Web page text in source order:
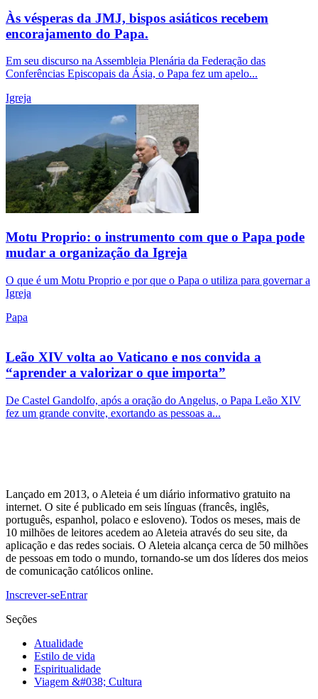
Às vésperas da JMJ, bispos asiáticos recebem
encorajamento do Papa.
Em seu discurso na Assembleia Plenária da Federação das
Conferências Episcopais da Ásia, o Papa fez um apelo...
Igreja
Motu Proprio: o instrumento com que o Papa pode
mudar a organização da Igreja
O que é um Motu Proprio e por que o Papa o utiliza para governar a
Igreja
Papa
Leão XIV volta ao Vaticano e nos convida a
“aprender a valorizar o que importa”
De Castel Gandolfo, após a oração do Angelus, o Papa Leão XIV
fez um grande convite, exortando as pessoas a...
Lançado em 2013, o Aleteia é um diário informativo gratuito na
internet. O site é publicado em seis línguas (francês, inglês,
português, espanhol, polaco e esloveno). Todos os meses, mais de
10 milhões de leitores acedem ao Aleteia através do seu site, da
aplicação e das redes sociais. O Aleteia alcança cerca de 50 milhões
de pessoas em todo o mundo, tornando-se um dos líderes dos meios
de comunicação católicos online.
Inscrever-seEntrar
Seções
Atualidade
Estilo de vida
Espiritualidade
Viagem &#038; Cultura